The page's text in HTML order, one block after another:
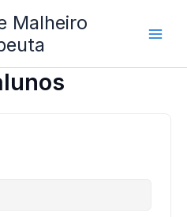
Malheiro